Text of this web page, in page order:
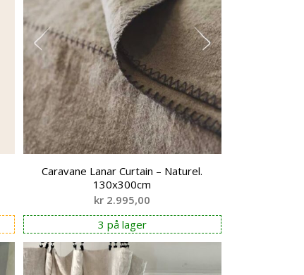
Caravane Lanar Curtain – Naturel.
130x300cm
kr 2.995,00
3 på lager